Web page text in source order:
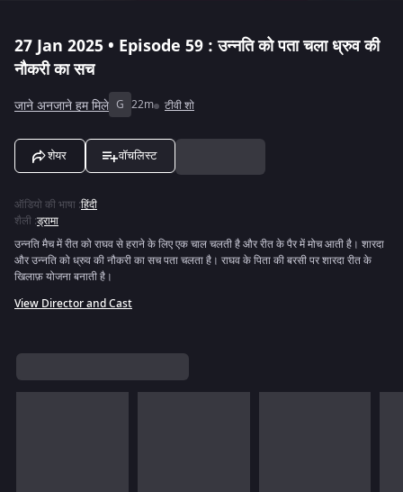
27 Jan 2025 • Episode 59 : उन्नति को पता चला ध्रुव की
नौकरी का सच
जाने अनजाने हम मिले G 22m टीवी शो
शेयर वॉचलिस्ट
ऑडियो की भाषा :हिंदी
शैली :ड्रामा
उन्नति मैच में रीत को राघव से हराने के लिए एक चाल चलती है और रीत के पैर में मोच आती है। शारदा
और उन्नति को ध्रुव की नौकरी का सच पता चलता है। राघव के पिता की बरसी पर शारदा रीत के
खिलाफ़ योजना बनाती है।
View Director and Cast